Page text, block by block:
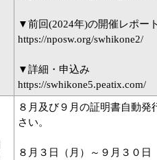
▼前回(2024年)の開催レポー
https://nposw.org/swhikone2/
▼詳細・申込み
https://swhikone5.peatix.com/
８月及び９月の証明書自動
さい。
８月３日（月）～９月３０